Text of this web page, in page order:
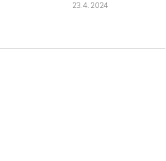
23. 4. 2024